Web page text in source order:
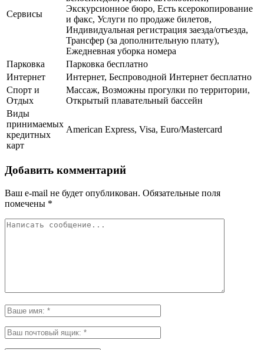
Сервисы
Экскурсионное бюро, Есть ксерокопирование
и факс, Услуги по продаже билетов,
Индивидуальная регистрация заезда/отъезда,
Трансфер (за дополнительную плату),
Ежедневная уборка номера
Парковка
Парковка бесплатно
Интернет
Интернет, Беспроводной Интернет бесплатно
Спорт и
Отдых
Массаж, Возможны прогулки по территории,
Открытый плавательный бассейн
Виды
принимаемых
кредитных
карт
American Express, Visa, Euro/Mastercard
Добавить комментарий
Ваш e-mail не будет опубликован. Обязательные поля
помечены *